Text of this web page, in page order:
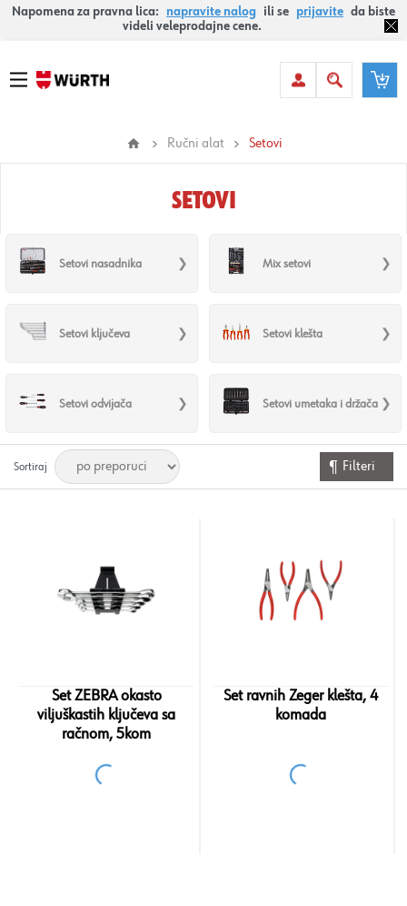
Napomena za pravna lica: napravite nalog ili se prijavite da biste
videli veleprodajne cene.
Ručni alat Setovi
SETOVI
Setovi nasadnika Mix setovi
Setovi ključeva Setovi klešta
Setovi odvijača Setovi umetaka i držača
Sortiraj Filteri
Set ZEBRA okasto
viljuškastih ključeva sa
račnom, 5kom
Set ravnih Zeger klešta, 4
komada